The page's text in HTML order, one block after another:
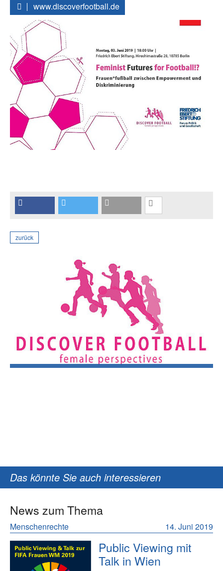
www.discoverfootball.de
zurück
Das könnte Sie auch interessieren
News zum Thema
14. Juni 2019
Menschenrechte
Public Viewing mit
Talk in Wien